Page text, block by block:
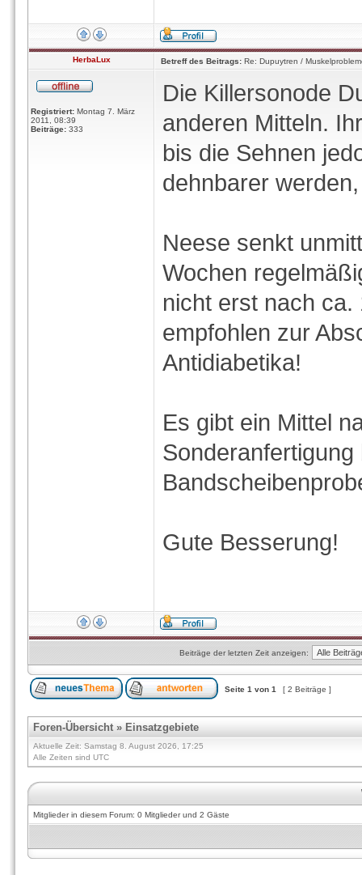
HerbaLux Betreff des Beitrags: Re: Dupuytren /
Registriert: Montag 7. März
2011, 08:39
Beiträge: 333
Die Killersonode
anderen Mitteln.
bis die Sehnen
dehnbarer
Neese senkt
Wochen
nicht erst nach ca.
empfohlen zur
Antidiabetika!
Es gibt ein Mittel
Gute Besserung!
Beiträge der letzten Zeit anzeigen:
Seite 1 von 1 [ 2 Beiträge ]
Foren-Übersicht» Einsatzgebiete
Aktuelle Zeit: Samstag 8. August 2026, 17:25
Alle Zeiten sind UTC
Mitglieder in diesem Forum: 0 Mitglieder und 2 Gäste